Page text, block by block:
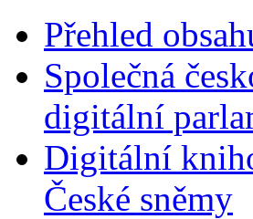
Přehled
Společná
digitální
Digitální
České sněmy